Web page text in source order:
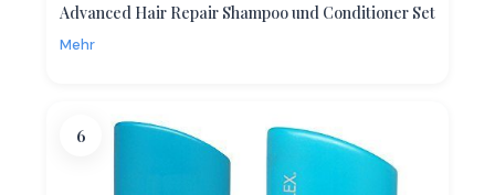
Advanced Hair Repair Shampoo und Conditioner Set
Mehr
6